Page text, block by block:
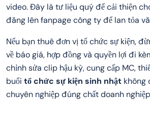
video. Đây là tư liệu quý để cải thiện
đăng lên fanpage công ty để lan tỏa
Nếu bạn thuê đơn vị tổ chức sự kiện,
về báo giá, hợp đồng và quyền lợi đi
chỉnh sửa clip hậu kỳ, cung cấp MC,
buổi tổ chức sự kiện sinh nhật không
chuyên nghiệp đúng chất doanh